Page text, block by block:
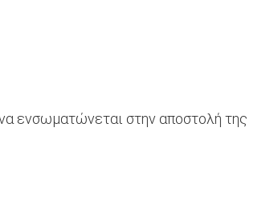
ενσωματώνεται στην αποστολή της